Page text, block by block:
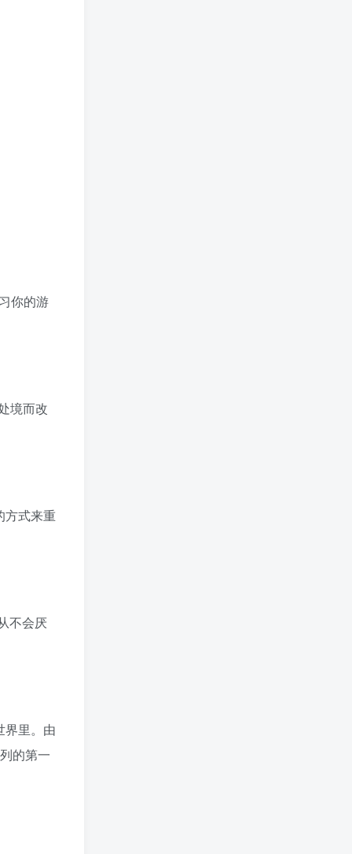
你的游
境而改
方式来重
不会厌
界里。由
的第一